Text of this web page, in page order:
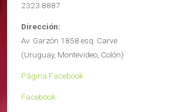
2323 8887
Dirección:
Av. Garzón 1858 esq. Carve
(Uruguay, Montevideo, Colón)
Página Facebook
Facebook